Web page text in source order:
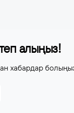
алыңыз!
хабардар